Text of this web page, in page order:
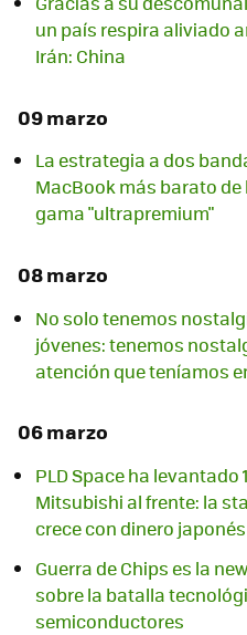
un país respira aliviado
Irán: China
09 marzo
La estrategia a dos
MacBook más barato
gama "ultrapremium"
08 marzo
No solo tenemos
jóvenes: tenemos
atención que teníamos
06 marzo
PLD Space ha
Mitsubishi al frente: la
crece con dinero japonés
Guerra de Chips es la
sobre la batalla
semiconductores